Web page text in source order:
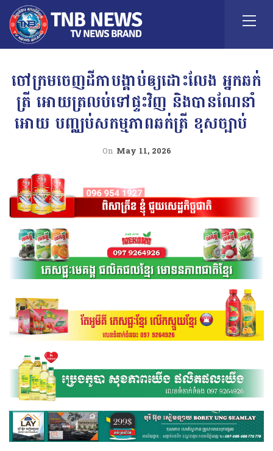
ចៅក្រមចេញដីកាបង្គាប់ឲ្យដោះលែង អ្នកឆក់
ត្រី អោយត្រលប់ទៅផ្ទះវិញ និងបានណែនាំ
អោយ បញ្ឈប់សកម្មភាពឆក់ត្រី ខុសច្បាប់
On May 11, 2026